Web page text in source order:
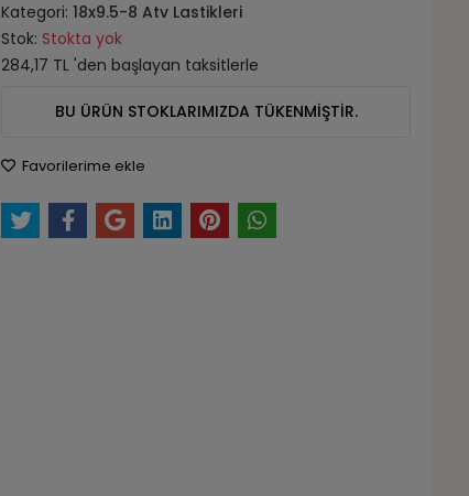
Kategori:18x9.5-8 Atv Lastikleri
Stok: Stokta yok
284,17 TL 'den başlayan taksitlerle
BU ÜRÜN STOKLARIMIZDA TÜKENMİŞTİR.
Favorilerime ekle